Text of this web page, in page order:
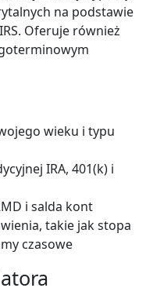
na podstawie
IRS. Oferuje również
wieku i typu
IRA, 401(k) i
i salda kont
takie jak stopa
czasowe